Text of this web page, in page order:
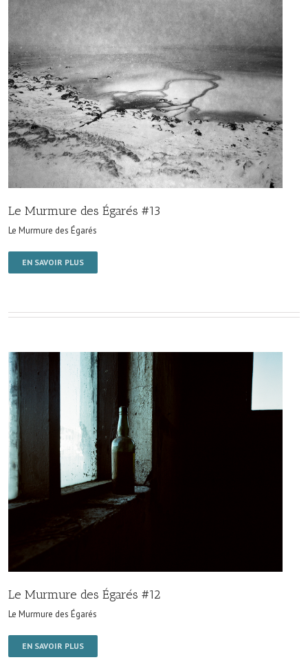
Le Murmure des Égarés #13
Le Murmure des Égarés
EN SAVOIR PLUS
Le Murmure des Égarés #12
Le Murmure des Égarés
EN SAVOIR PLUS